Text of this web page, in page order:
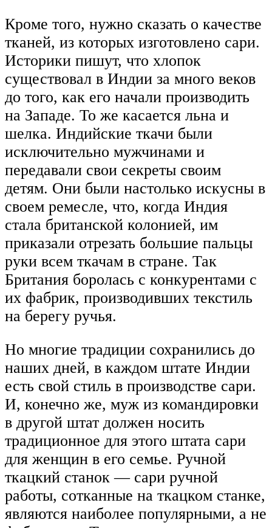
Кроме того, нужно сказать о качестве
тканей, из которых изготовлено сари.
Историки пишут, что хлопок
существовал в Индии за много веков
до того, как его начали производить
на Западе. То же касается льна и
шелка. Индийские ткачи были
исключительно мужчинами и
передавали свои секреты своим
детям. Они были настолько искусны в
своем ремесле, что, когда Индия
стала британской колонией, им
приказали отрезать большие пальцы
руки всем ткачам в стране. Так
Британия боролась с конкурентами с
их фабрик, производивших текстиль
на берегу ручья.
Но многие традиции сохранились до
наших дней, в каждом штате Индии
есть свой стиль в производстве сари.
И, конечно же, муж из командировки
в другой штат должен носить
традиционное для этого штата сари
для женщин в его семье. Ручной
ткацкий станок — сари ручной
работы, сотканные на ткацком станке,
являются наиболее популярными, а не